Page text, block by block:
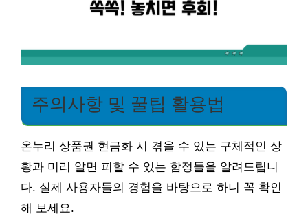
주의사항 및 꿀팁 활용법
온누리 상품권 현금화 시 겪을 수 있는 구체적인 상
황과 미리 알면 피할 수 있는 함정들을 알려드립니
다. 실제 사용자들의 경험을 바탕으로 하니 꼭 확인
해 보세요.